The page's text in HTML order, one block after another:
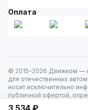
Оплата
© 2015–2026 Движком —
для отечественных
носит исключительно
публичной офертой,